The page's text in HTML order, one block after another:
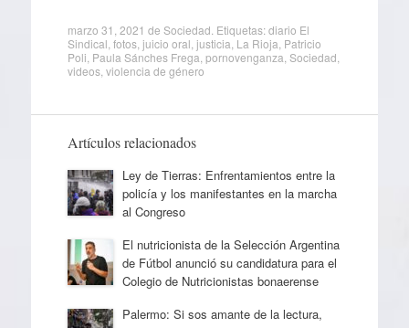
marzo 31, 2021 de Sociedad . Etiquetas:diario El
Sindical fotos, juicio oral justicia La Rioja Patricio
Poli Paula Sánches Frega pornovenganza Sociedad
videos, violencia de género
Artículos relacionados
Ley de Tierras: Enfrentamientos entre la
policía y los manifestantes en la marcha
al Congreso
El nutricionista de la Selección Argentina
de Fútbol anunció su candidatura para el
Colegio de Nutricionistas bonaerense
Palermo: Si sos amante de la lectura,